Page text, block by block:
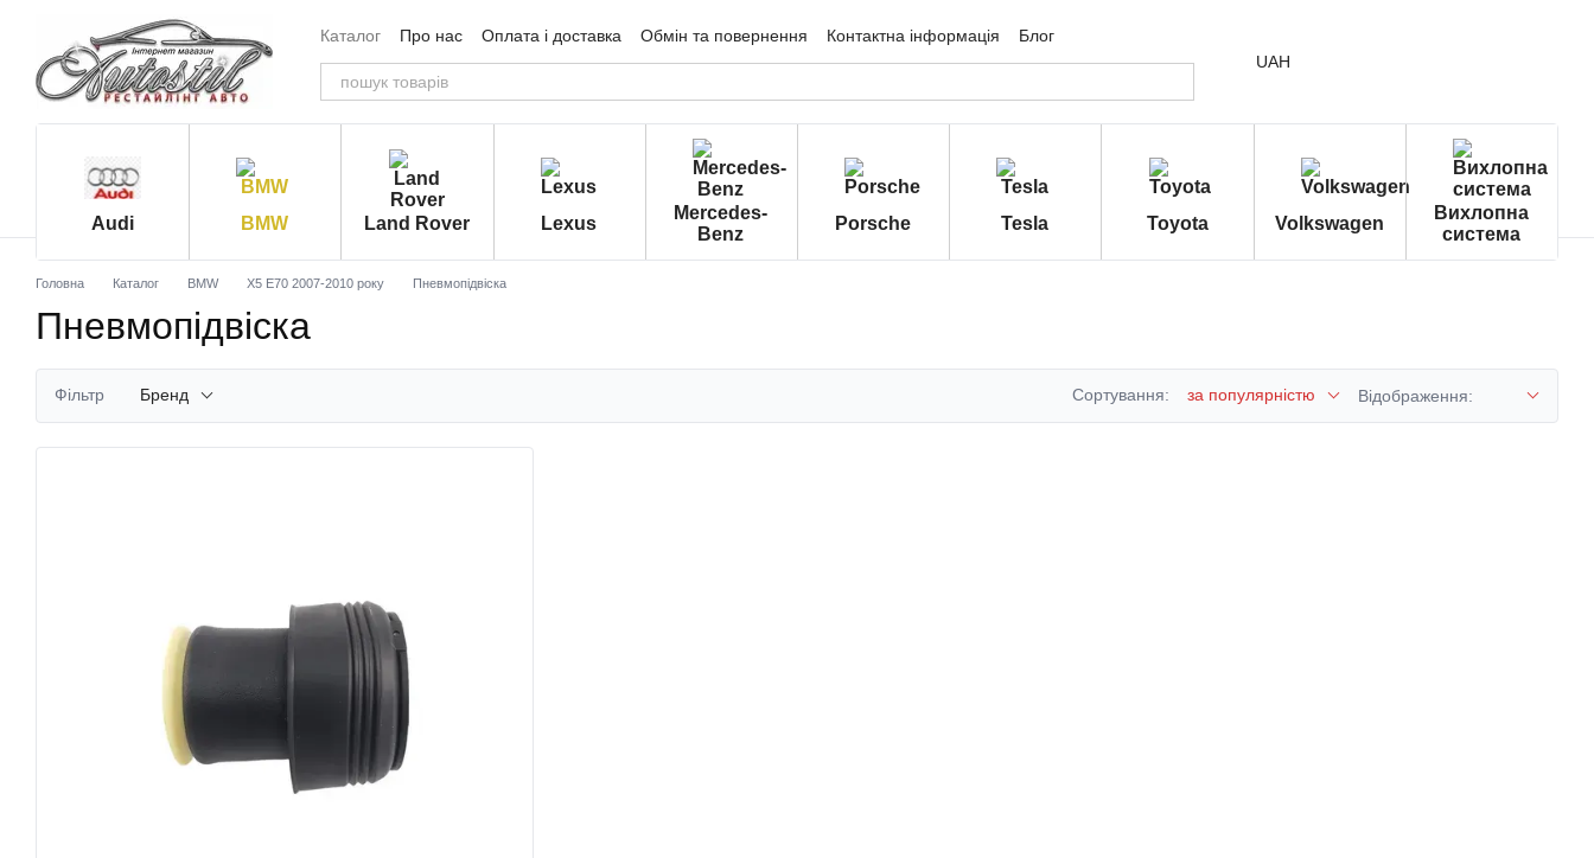
Перейти до основного контенту
Каталог
Про нас Оплата і доставка Обмін та повернення Контактна інформація
Блог
Угода користувача
Відгуки про магазин UAH
Audi BMW Land Rover Lexus
Mercedes-
Benz
Porsche Tesla Toyota Volkswagen
Вихлопна
система
Головна Каталог BMW X5 E70 2007-2010 року Пневмопідвіска
Пневмопідвіска
Фільтр Бренд Сортування: за популярністю Відображення: